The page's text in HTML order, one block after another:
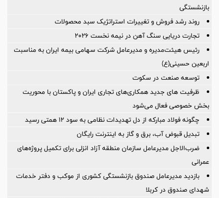
بازنشستگی
روند رشد فروش و تغییرات استراتژیک سبد محصولات
تجارت دریایی سنگ آهن در نیمه نخست ۲۰۲۶
رئیس هیئت‌مدیره و مدیرعامل شرکت سهامی بیمه ایران به مناسبت
اربعین حسینی(ع)
توسعه صنعت در سکوت
ظرفیت های جدید همکاری‌های تجاری ایران و پاکستان با محوریت
بخش خصوصی فعال می‌شود
چگونه فولاد مبارکه از دل تهدیدات نظامی به سود ۱۲ همتی رسید
تبدیل قبوض آب، برق و گاز به اینترنت رایگان
ضرب‌الاجل مدیرعامل سازمان منطقه آزاد انزلی برای تكمیل پروژه‌های
عمرانی
بازدید مدیرعامل صندوق بازنشستگی کشوری از موکب و دفتر خدمات
شهدای صندوق در کربلا